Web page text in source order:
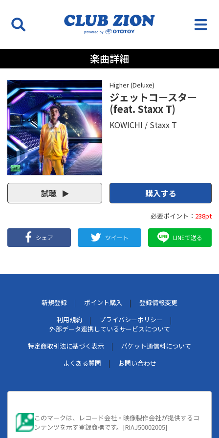
楽曲詳細
Higher (Deluxe)
ジェットコースター
(feat. Staxx T)
KOWICHI Staxx T
試聴 購入する
必要ポイント： 238pt
シェア ツイート LINEで送る
新規登録 ポイント購入
登録情報変更
利用規約
プライバシーポリシー
外部データ連携しているサービスについて
特定商取引法に基づく表示
パケット通信料について
よくある質問
お問い合わせ
このマークは、レコード会社・映像製作会社が提供するコ
ンテンツを示す登録商標です。[RIAJ50002005]